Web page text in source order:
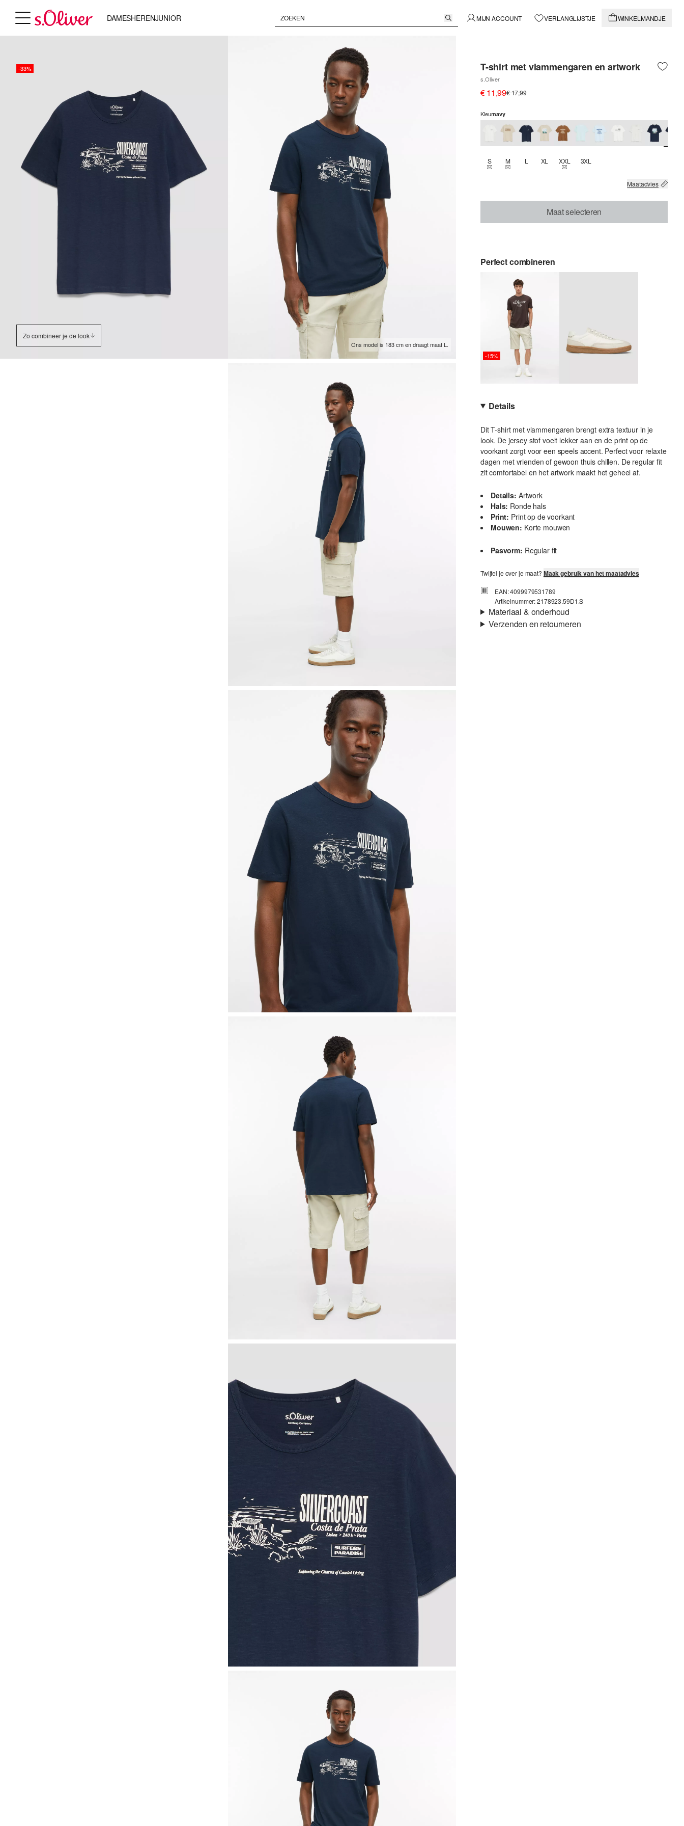
DAMESHERENJUNIOR MIJN ACCOUNT VERLANGLIJSTJE WINKELMANDJE
-33%
Zo combineer je de look
Ons model is 183 cm en draagt maat L.
T-shirt met vlammengaren en artwork
s.Oliver
€ 11,99€ 17,99
Kleurnavy
STHIS SIZE IS CURRENTLY OUT OF STOCK
MTHIS SIZE IS CURRENTLY OUT OF STOCK
L XL XXLTHIS SIZE IS CURRENTLY OUT OF STOCK
3XL
Maatadvies
Maat selecteren
Perfect combineren
-15%
Details
Dit T-shirt met vlammengaren brengt extra textuur in je
look. De jersey stof voelt lekker aan en de print op de
voorkant zorgt voor een speels accent. Perfect voor relaxte
dagen met vrienden of gewoon thuis chillen. De regular fit
zit comfortabel en het artwork maakt het geheel af.
Details: Artwork
Hals: Ronde hals
Print: Print op de voorkant
Mouwen: Korte mouwen
Pasvorm: Regular fit
Twijfel je over je maat? Maak gebruik van het maatadvies
EAN: 4099979531789
Artikelnummer: 2178923.59D1.S
Materiaal & onderhoud
Verzenden en retourneren